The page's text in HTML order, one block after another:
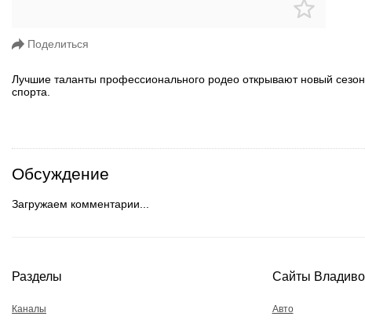
Поделиться
Лучшие таланты профессионального родео открывают новый
спорта.
Обсуждение
Загружаем комментарии...
Разделы
Каналы
Сайты
Авто